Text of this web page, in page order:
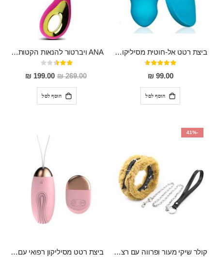
ביצת רטט אל-חוטית מסיליקון רפואי בגודל של 8 ס"מ ורוחב 3 ס"מ בעלת 20 מהירויות שונות "ENKI"
דירוג:
93%
99.00 ₪
הוסף לסל
ANA ויברטור להנאות הקטות מסיליקון רפואי, נטען, בעל 10 מצבי רטט
דירוג:
50%
269.00 ₪
מחיר
מבצע
199.00 ₪
הוסף לסל
-41%
קולר שיקי מעור ופרווה עם רצועת שרשרת איכותית MINK ביצת רטט מסיליקון רפואי עם שלט אלחוטי עובדת על 2 בטריות אצבע , בעלת 10 מצבי רטט Shinda